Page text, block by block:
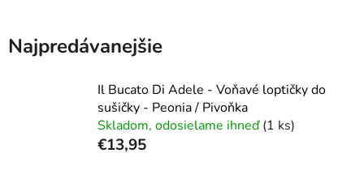
Najpredávanejšie
Il Bucato Di Adele - Voňavé loptičky do
sušičky - Peonia / Pivoňka
Skladom, odosielame ihneď(1 ks)
€13,95